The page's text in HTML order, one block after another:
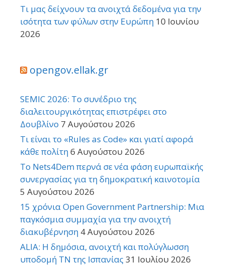
Τι μας δείχνουν τα ανοιχτά δεδομένα για την
ισότητα των φύλων στην Ευρώπη 10 Ιουνίου
2026
opengov.ellak.gr
SEMIC 2026: Το συνέδριο της
διαλειτουργικότητας επιστρέφει στο
Δουβλίνο 7 Αυγούστου 2026
Τι είναι το «Rules as Code» και γιατί αφορά
κάθε πολίτη6 Αυγούστου 2026
Το Nets4Dem περνά σε νέα φάση ευρωπαϊκής
συνεργασίας για τη δημοκρατική καινοτομία
5 Αυγούστου 2026
15 χρόνια Open Government Partnership: Μια
παγκόσμια συμμαχία για την ανοιχτή
διακυβέρνηση 4 Αυγούστου 2026
ALIA: Η δημόσια, ανοιχτή και πολύγλωσση
υποδομή ΤΝ της Ισπανίας 31 Ιουλίου 2026